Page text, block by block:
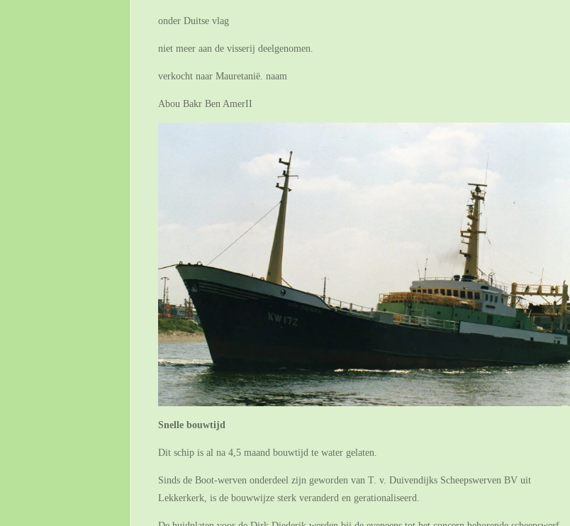
onder Duitse vlag
niet meer aan de visserij deelgenomen.
verkocht naar Mauretanië. naam
Abou Bakr Ben AmerII
Snelle bouwtijd
Dit schip is al na 4,5 maand bouwtijd te water gelaten.
Sinds de Boot-werven onderdeel zijn geworden van T. v. Duivendijks Scheepswerven BV uit
Lekkerkerk, is de bouwwijze sterk veranderd en gerationaliseerd.